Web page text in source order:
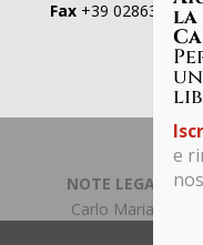
Fax+39 0286352801
NOTE LEGALI |
Carlo Maria
la
e